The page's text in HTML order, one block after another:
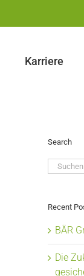
Karriere
Search
Suche
Recent
BÄR
Die